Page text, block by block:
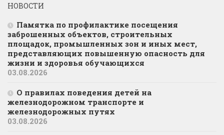
НОВОСТИ
Памятка по профилактике посещения
заброшенных объектов, строительных
площадок, промышленных зон и иных мест,
представляющих повышенную опасность для
жизни и здоровья обучающихся
03.08.2026
О правилах поведения детей на
железнодорожном транспорте и
железнодорожных путях
03.08.2026